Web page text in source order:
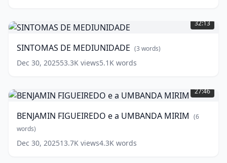
DE
MEDIUNIDADE ( 3
32:13
SINTOMAS DE MEDIUNIDADE (3 words)
Dec 30, 202553.3K views5.1K words
FIGUEIREDO
e
UMBANDA
MIRIM
words)
27:46
BENJAMIN FIGUEIREDO e a UMBANDA MIRIM (6
words)
Dec 30, 202513.7K views4.3K words